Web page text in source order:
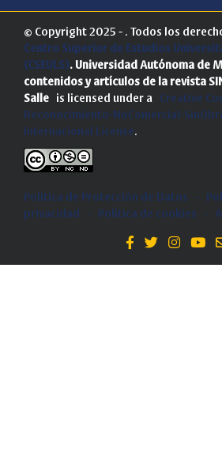
© Copyright 2025 - . Todos los
Centro Superior de Estudios
(CSEULS). Universidad Autónoma de
contenidos y artículos de la revista
Salle is licensed under a Creative
Reconocimiento-NoComercial-
Internacional License.
Política de Protección de Datos -
privacidad
- Política de cookies -